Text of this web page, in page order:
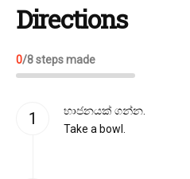
Directions
0/8steps made
භාජනයක් ගන්න.
Take a bowl.